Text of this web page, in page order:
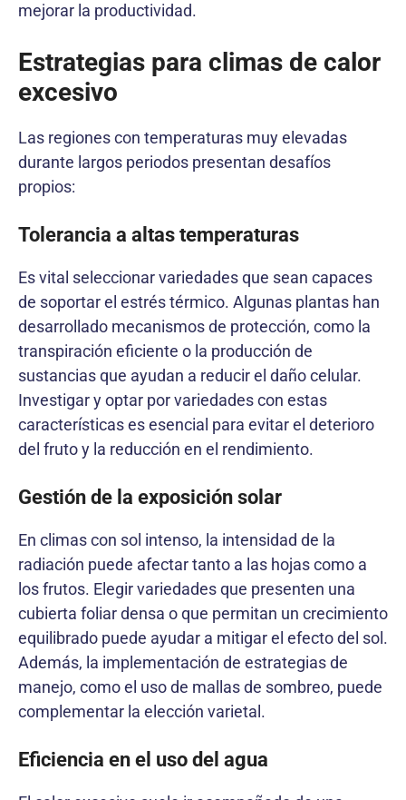
mejorar la productividad.
Estrategias para climas de calor
excesivo
Las regiones con temperaturas muy elevadas
durante largos periodos presentan desafíos
propios:
Tolerancia a altas temperaturas
Es vital seleccionar variedades que sean capaces
de soportar el estrés térmico. Algunas plantas han
desarrollado mecanismos de protección, como la
transpiración eficiente o la producción de
sustancias que ayudan a reducir el daño celular.
Investigar y optar por variedades con estas
características es esencial para evitar el deterioro
del fruto y la reducción en el rendimiento.
Gestión de la exposición solar
En climas con sol intenso, la intensidad de la
radiación puede afectar tanto a las hojas como a
los frutos. Elegir variedades que presenten una
cubierta foliar densa o que permitan un crecimiento
equilibrado puede ayudar a mitigar el efecto del sol.
Además, la implementación de estrategias de
manejo, como el uso de mallas de sombreo, puede
complementar la elección varietal.
Eficiencia en el uso del agua